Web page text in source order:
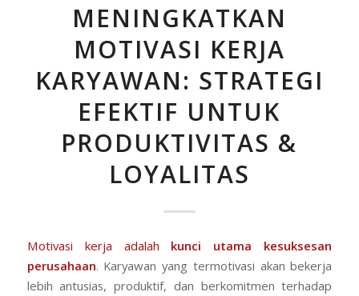
MENINGKATKAN
MOTIVASI KERJA
KARYAWAN: STRATEGI
EFEKTIF UNTUK
PRODUKTIVITAS &
LOYALITAS
Motivasi kerja adalah kunci utama kesuksesan
perusahaan. Karyawan yang termotivasi akan bekerja
lebih antusias, produktif, dan berkomitmen terhadap